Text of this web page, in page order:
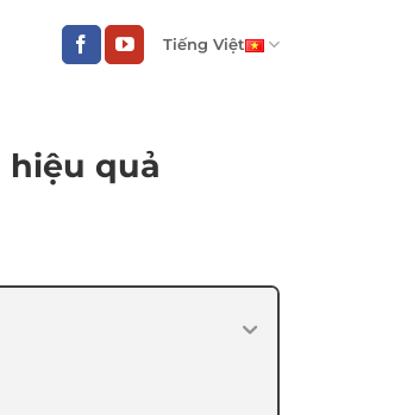
Tiếng Việt
hiệu quả